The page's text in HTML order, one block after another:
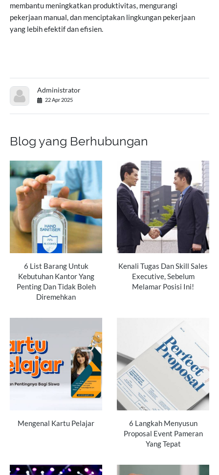
membantu meningkatkan produktivitas, mengurangi
pekerjaan manual, dan menciptakan lingkungan pekerjaan
yang lebih efektif dan efisien.
Administrator
22 Apr 2025
Blog yang Berhubungan
6 List Barang Untuk
Kebutuhan Kantor Yang
Penting Dan Tidak Boleh
Diremehkan
Kenali Tugas Dan Skill Sales
Executive, Sebelum
Melamar Posisi Ini!
Mengenal Kartu Pelajar
6 Langkah Menyusun
Proposal Event Pameran
Yang Tepat